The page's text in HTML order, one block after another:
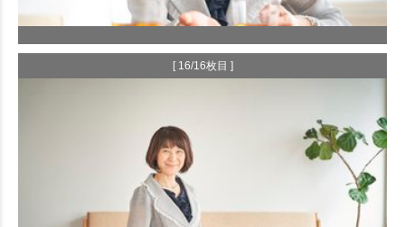
[ 16/16枚目 ]